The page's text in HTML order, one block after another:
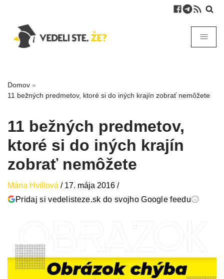
Domov »
11 bežných predmetov, ktoré si do iných krajín zobrať nemôžete
11 bežných predmetov,
ktoré si do iných krajín
zobrať nemôžete
Mária Hvillová / 17. mája 2016 /
Pridaj si vedelisteze.sk do svojho Google feedu